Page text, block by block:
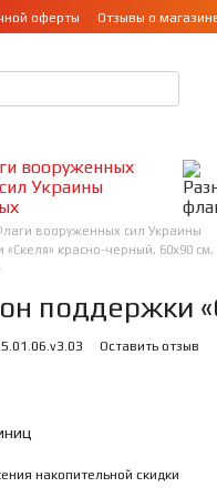
оферты Отзывы о
вооруженных
сил Украины
вооруженных сил Украины
красно-черный, 60х90
поддержки
Оставить отзыв
накопительной скидки